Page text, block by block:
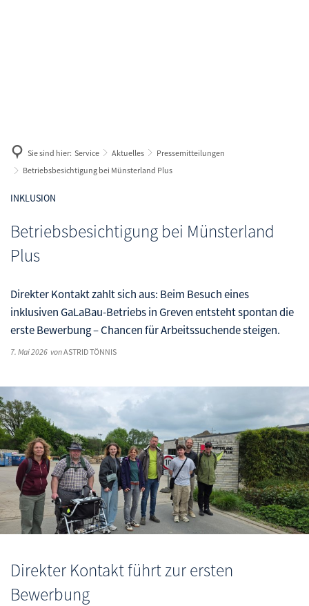
Maßnahmen und Fördermöglichkeiten
Arbeit und Gesundheit
Sie sind hier: Service Aktuelles
Pressemitteilungen
Betriebsbesichtigung bei Münsterland Plus
INKLUSION
Betriebsbesichtigung bei Münsterland
Plus
Direkter Kontakt zahlt sich aus: Beim Besuch eines
inklusiven GaLaBau-Betriebs in Greven entsteht spontan die
erste Bewerbung – Chancen für Arbeitssuchende steigen.
7. Mai 2026 vonASTRID TÖNNIS
Direkter Kontakt führt zur ersten
Bewerbung